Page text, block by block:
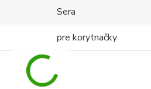
Sera
pre korytnačky